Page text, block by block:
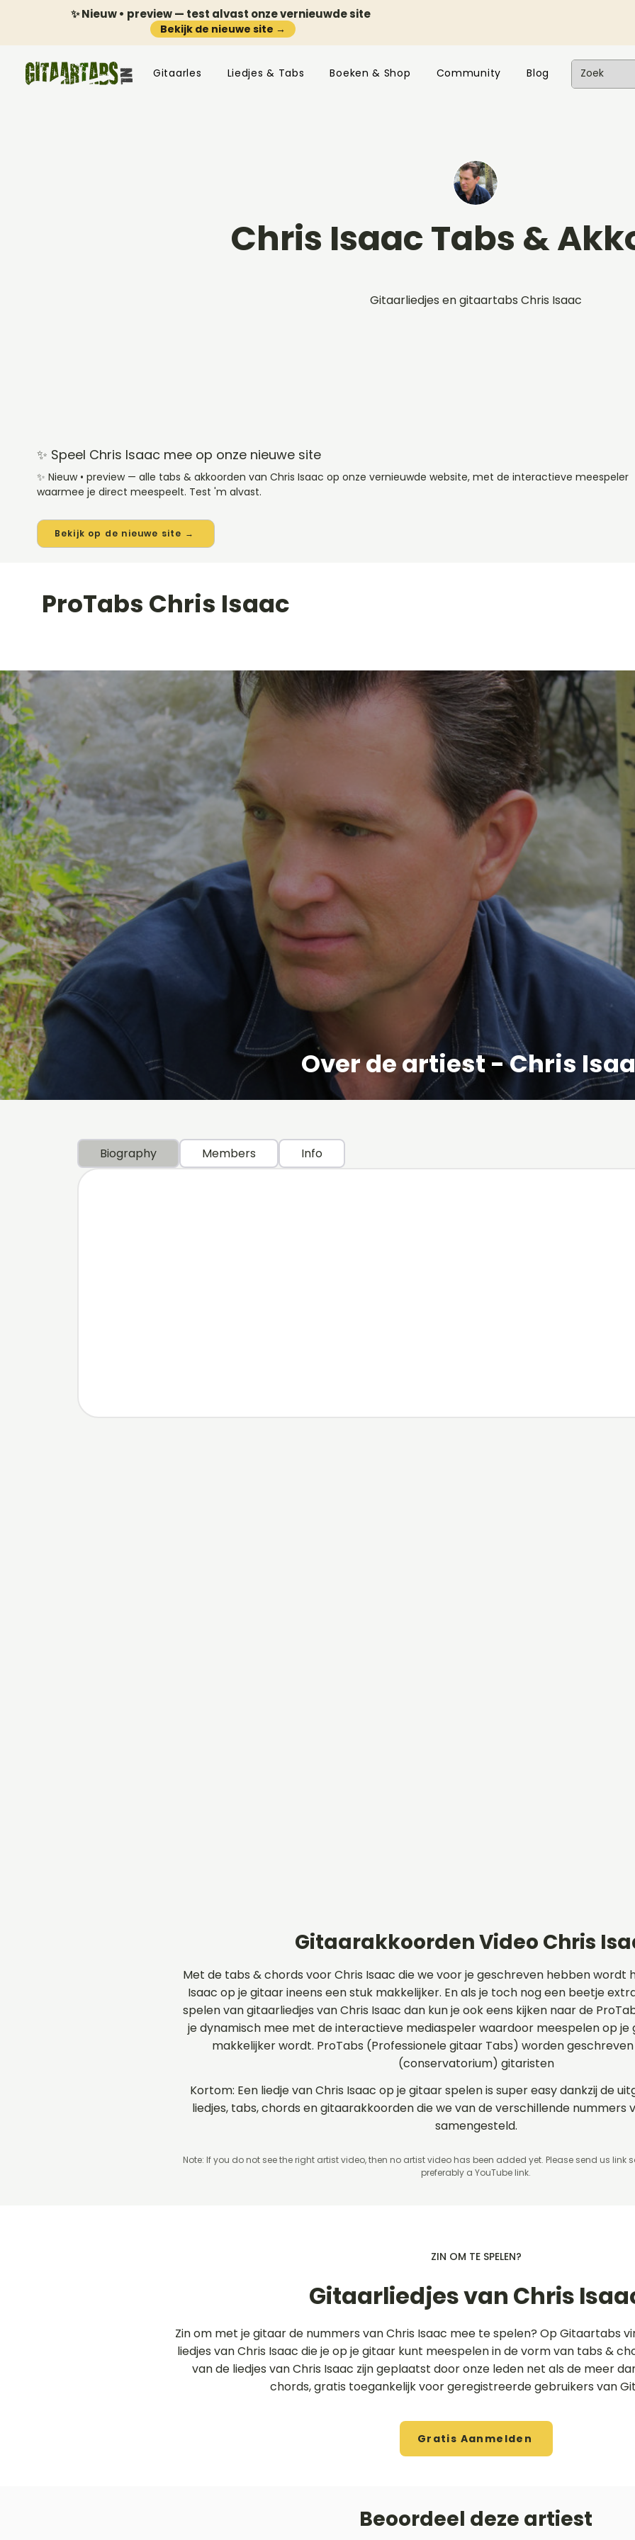
✨ Nieuw • preview — test alvast onze vernieuwde site
Bekijk de nieuwe site →
Gitaarles Liedjes & Tabs Boeken & Shop Community Blog
Chris Isaac Tabs &
Gitaarliedjes en gitaartabs Chris Isaac
✨ Speel Chris Isaac mee op onze nieuwe site
✨ Nieuw • preview — alle tabs & akkoorden van Chris Isaac op onze vernieuwde website, met de interactieve meespeler
waarmee je direct meespeelt. Test 'm alvast.
Bekijk op de nieuwe site →
ProTabs Chris Isaac
Over de artiest - Chris
Biography Members Info
Gitaarakkoorden Video Chris
Met de tabs & chords voor Chris Isaac die we voor je geschreven hebben wordt
Isaac op je gitaar ineens een stuk makkelijker. En als je toch nog een beetje
spelen van gitaarliedjes van Chris Isaac dan kun je ook eens kijken naar de
je dynamisch mee met de interactieve mediaspeler waardoor meespelen op je
makkelijker wordt. ProTabs (Professionele gitaar Tabs) worden
(conservatorium) gitaristen
Kortom: Een liedje van Chris Isaac op je gitaar spelen is super easy dankzij de
liedjes, tabs, chords en gitaarakkoorden die we van de verschillende nummers
samengesteld.
Note: If you do not see the right artist video, then no artist video has been added yet. Please send us link
preferably a YouTube link.
ZIN OM TE SPELEN?
Gitaarliedjes van Chris
Zin om met je gitaar de nummers van Chris Isaac mee te spelen? Op Gitaartabs
liedjes van Chris Isaac die je op je gitaar kunt meespelen in de vorm van tabs &
van de liedjes van Chris Isaac zijn geplaatst door onze leden net als de meer
chords, gratis toegankelijk voor geregistreerde gebruikers van
Gratis Aanmelden
Beoordeel deze artiest